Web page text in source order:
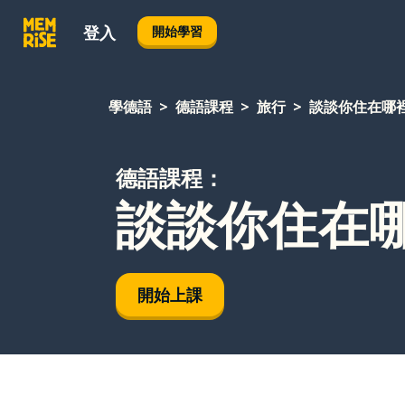
登入 開始學習
學德語 德語課程 旅行 談談你住在哪
德語課程：
談談你住在
開始上課